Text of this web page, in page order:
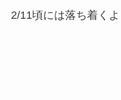
2/11頃には落ち着く